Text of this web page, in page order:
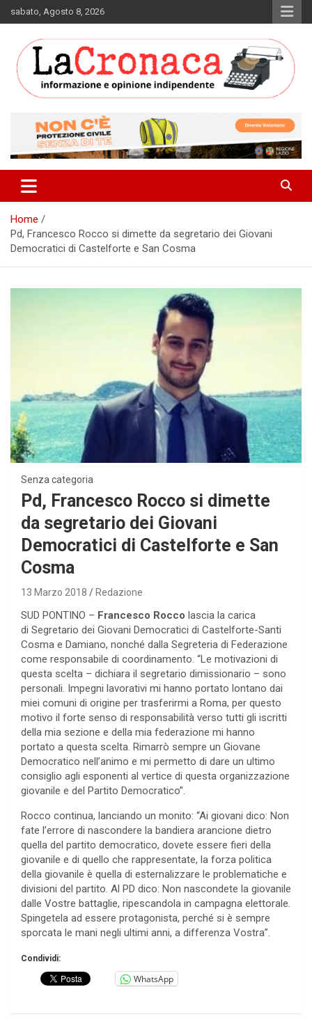
to
sabato, Agosto 8, 2026
La Cronaca Quotidiano
Home
Pd, Francesco Rocco si dimette da segretario dei Giovani
Democratici di Castelforte e San Cosma
Senza categoria
Pd, Francesco Rocco si dimette
da segretario dei Giovani
Democratici di Castelforte e San
Cosma
13 Marzo 2018 Redazione
SUD PONTINO – Francesco Rocco lascia la carica
di Segretario dei Giovani Democratici di Castelforte-Santi
Cosma e Damiano, nonché dalla Segreteria di Federazione
come responsabile di coordinamento. “Le motivazioni di
questa scelta – dichiara il segretario dimissionario – sono
personali. Impegni lavorativi mi hanno portato lontano dai
miei comuni di origine per trasferirmi a Roma, per questo
motivo il forte senso di responsabilità verso tutti gli iscritti
della mia sezione e della mia federazione mi hanno
portato a questa scelta. Rimarrò sempre un Giovane
Democratico nell’animo e mi permetto di dare un ultimo
consiglio agli esponenti al vertice di questa organizzazione
giovanile e del Partito Democratico”.
Rocco continua, lanciando un monito: “Ai giovani dico: Non
fate l’errore di nascondere la bandiera arancione dietro
quella del partito democratico, dovete essere fieri della
giovanile e di quello che rappresentate, la forza politica
della giovanile è quella di esternalizzare le problematiche e
divisioni del partito. Al PD dico: Non nascondete la giovanile
dalle Vostre battaglie, ripescandola in campagna elettorale.
Spingetela ad essere protagonista, perché si è sempre
sporcata le mani negli ultimi anni, a differenza Vostra”.
Condividi:
WhatsApp